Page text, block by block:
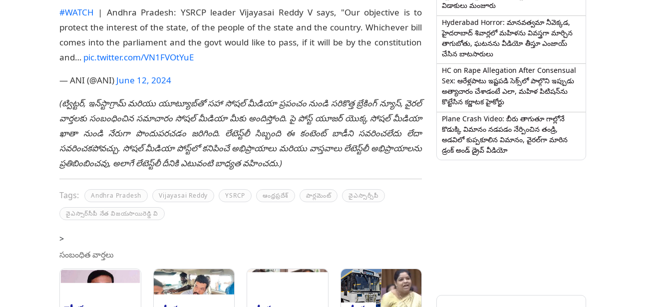
#WATCH | Andhra Pradesh: YSRCP leader Vijayasai Reddy V says, "Our objective is to
protect the interest of the state, of the people of the state and the country. Whichever bill
comes into the parliament and the govt would like to pass, if it will be by the constitution
and… pic.twitter.com/VN1FVOtYuE
— ANI (@ANI) June 12, 2024
(ట్విట్టర్, ఇన్‌స్టాగ్రామ్ మరియు యూట్యూబ్‌తో సహా సోషల్ మీడియా ప్రపంచం నుండి సరికొత్త బ్రేకింగ్ న్యూస్, వైరల్
వార్తలకు సంబంధించిన సమాచారం సోషల్ మీడియా మీకు అందిస్తోంది. పై పోస్ట్ యూజర్ యొక్క సోషల్ మీడియా
ఖాతా నుండి నేరుగా పొందుపరచడం జరిగింది. లేటెస్ట్‌లీ సిబ్బంది ఈ కంటెంట్ బాడీని సవరించలేదు లేదా
సవరించకపోవచ్చు. సోషల్ మీడియా పోస్ట్‌లో కనిపించే అభిప్రాయాలు మరియు వాస్తవాలు లేటెస్ట్‌లీ అభిప్రాయాలను
ప్రతిబింబించవు, అలాగే లేటెస్ట్‌లీ దీనికి ఎటువంటి బాధ్యత వహించదు.)
Tags: Andhra Pradesh Vijayasai Reddy YSRCP ఆంధ్రప్రదేశ్ పార్లమెంట్‌ వైఎస్సార్సీపీ
వైఎస్సార్‌సీపీ నేత విజయసాయిరెడ్డి వి
>
సంబంధిత వార్తలు
విడాకులు మంజూరు
Hyderabad Horror: మానవత్వమా నీవెక్కడ,
హైదరాబాద్ శివార్లలో మహిళను వివస్త్రగా మార్చిన
తాగుబోతు, ఘటనను వీడియో తీస్తూ ఎంజాయ్
చేసిన బాటసారులు
HC on Rape Allegation After Consensual
Sex: ఆరేళ్లపాటు ఇష్టపడి సెక్స్‌లో పాల్గొని ఇప్పుడు
అత్యాచారం చేశాడంటే ఎలా, మహిళ పిటిషన్‌ను
కొట్టేసిన కర్ణాటక హైకోర్టు
Plane Crash Video: బీరు తాగుతూ గాల్లోనే
కొడుక్కి విమానం నడపడం నేర్పించిన తండ్రి,
అడవిలో కుప్పకూలిన విమానం, వైరల్‌గా మారిన
డ్రంక్‌ అండ్ డ్రైవ్ వీడియో